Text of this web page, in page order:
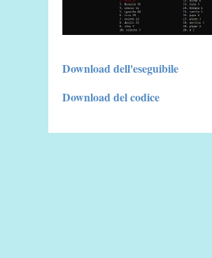
Download dell'eseguibile
Download del codice